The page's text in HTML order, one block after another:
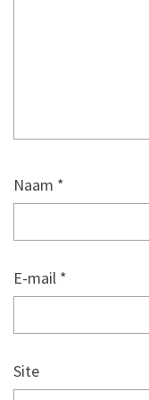
Naam *
E-mail *
Site